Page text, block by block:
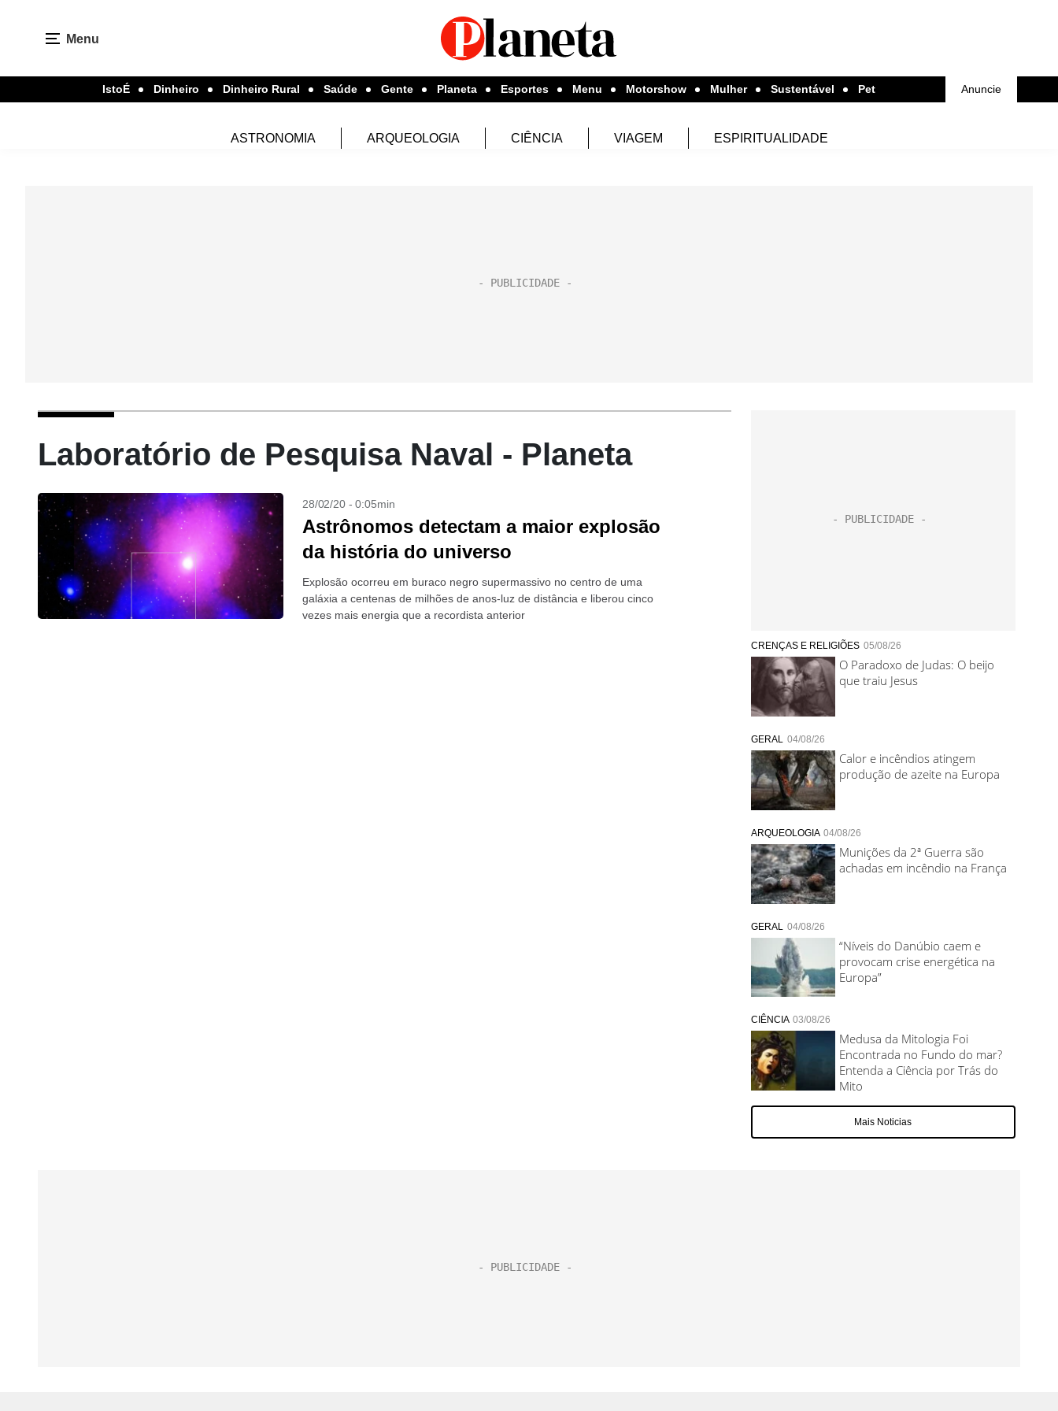
Menu
IstoÉ Dinheiro Dinheiro Rural Saúde Gente Planeta Esportes Menu Motorshow Mulher Sustentável Pet Anuncie
ASTRONOMIA ARQUEOLOGIA CIÊNCIA VIAGEM ESPIRITUALIDADE
Laboratório de Pesquisa Naval - Planeta
28/02/20 - 0:05min
Astrônomos detectam a maior explosão
da história do universo
Explosão ocorreu em buraco negro supermassivo no centro de uma
galáxia a centenas de milhões de anos-luz de distância e liberou cinco
vezes mais energia que a recordista anterior
CRENÇAS E RELIGIÕES 05/08/26
O Paradoxo de Judas: O beijo
que traiu Jesus
GERAL 04/08/26
Calor e incêndios atingem
produção de azeite na Europa
ARQUEOLOGIA 04/08/26
Munições da 2ª Guerra são
achadas em incêndio na França
GERAL 04/08/26
“Níveis do Danúbio caem e
provocam crise energética na
Europa”
CIÊNCIA 03/08/26
Medusa da Mitologia Foi
Encontrada no Fundo do mar?
Entenda a Ciência por Trás do
Mito
Mais Noticias